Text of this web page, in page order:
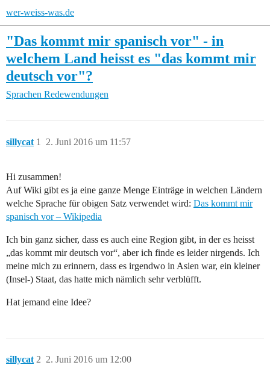
wer-weiss-was.de
"Das kommt mir spanisch vor" - in
welchem Land heisst es "das kommt mir
deutsch vor"?
Sprachen Redewendungen
sillycat 2. Juni 2016 um 11:57
1
Hi zusammen!
Auf Wiki gibt es ja eine ganze Menge Einträge in welchen Ländern
welche Sprache für obigen Satz verwendet wird: Das kommt mir
spanisch vor – Wikipedia
Ich bin ganz sicher, dass es auch eine Region gibt, in der es heisst
„das kommt mir deutsch vor“, aber ich finde es leider nirgends. Ich
meine mich zu erinnern, dass es irgendwo in Asien war, ein kleiner
(Insel-) Staat, das hatte mich nämlich sehr verblüfft.
Hat jemand eine Idee?
sillycat 2. Juni 2016 um 12:00
2